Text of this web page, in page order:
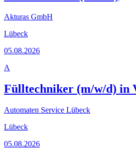
Akturas GmbH
Lübeck
05.08.2026
A
Fülltechniker (m/w/d) in
Automaten Service Lübeck
Lübeck
05.08.2026